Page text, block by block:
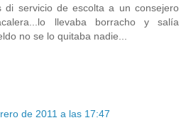
di servicio de escolta a un consejero
llevaba borracho y salía
no se lo quitaba nadie...
de 2011 a las 17:47